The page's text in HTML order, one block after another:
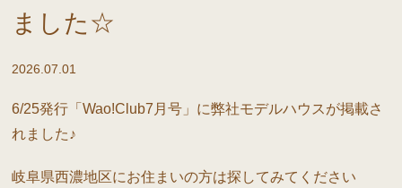
ました☆
2026.07.01
6/25発行「Wao!Club7月号」に弊社モデルハウスが掲載さ
れました♪
岐阜県西濃地区にお住まいの方は探してみてください